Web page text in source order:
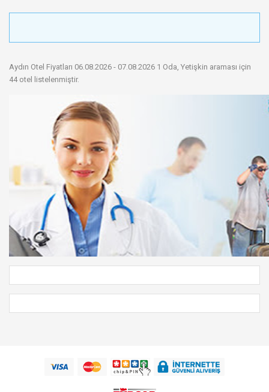
Aydın Otel Fiyatları 06.08.2026 - 07.08.2026 1 Oda, Yetişkin araması için
44 otel listelenmiştir.